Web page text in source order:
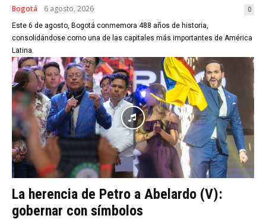
Bogotá 6 agosto, 2026 0
Este 6 de agosto, Bogotá conmemora 488 años de historia,
consolidándose como una de las capitales más importantes de América
Latina.
La herencia de Petro a Abelardo (V):
gobernar con símbolos